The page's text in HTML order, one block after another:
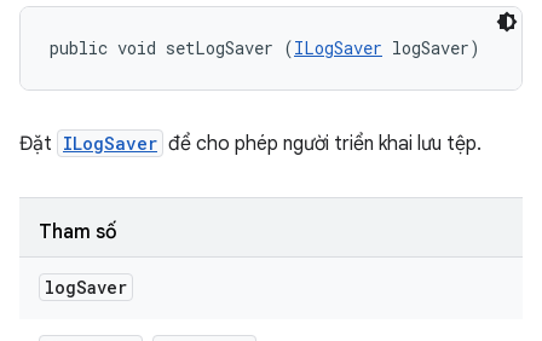
public void setLogSaver (ILogSaver logSaver)
Đặt ILogSaver để cho phép người triển khai lưu tệp.
Tham số
logSaver